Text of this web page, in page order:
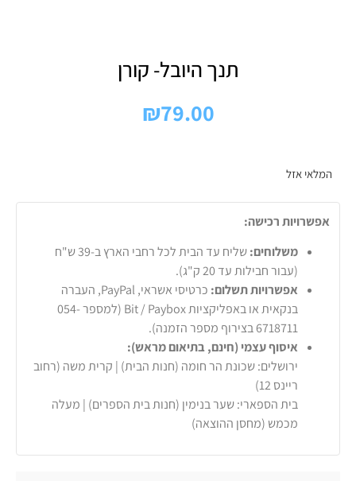
תנך היובל- קורן
₪79.00
המלאי אזל
אפשרויות רכישה:
משלוחים:
שליח עד הבית לכל רחבי הארץ ב-39 ש"ח
(עבור חבילות עד 20 ק"ג).
אפשרויות תשלום:
כרטיסי אשראי, PayPal, העברה
בנקאית או באפליקציות Bit / Paybox (למספר 054-
6718711 בצירוף מספר הזמנה).
איסוף עצמי (חינם, בתיאום מראש):
ירושלים: שכונת הר חומה (חנות הבית) | קרית משה (רחוב
ריינס 12)
בית הספארי: שער בנימין (חנות בית הספרים) | מעלה
מכמש (מחסן ההוצאה)